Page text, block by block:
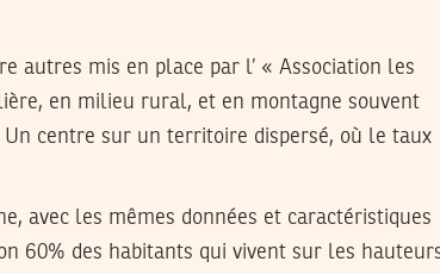
autres mis en place par l’ « Association les
en milieu rural, et en montagne souvent
centre sur un territoire dispersé, où le taux
avec les mêmes données et caractéristiques
60% des habitants qui vivent sur les